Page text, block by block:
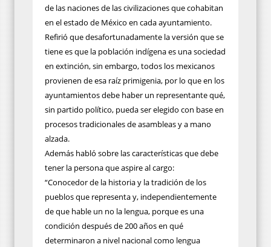
de las naciones de las civilizaciones que cohabitan
en el estado de México en cada ayuntamiento.
Refirió que desafortunadamente la versión que se
tiene es que la población indígena es una sociedad
en extinción, sin embargo, todos los mexicanos
provienen de esa raíz primigenia, por lo que en los
ayuntamientos debe haber un representante qué,
sin partido político, pueda ser elegido con base en
procesos tradicionales de asambleas y a mano
alzada.
Además habló sobre las características que debe
tener la persona que aspire al cargo:
“Conocedor de la historia y la tradición de los
pueblos que representa y, independientemente
de que hable un no la lengua, porque es una
condición después de 200 años en qué
determinaron a nivel nacional como lengua